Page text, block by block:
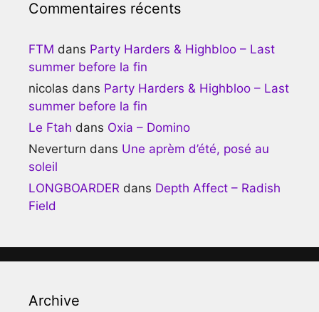
Commentaires récents
FTM dans Party Harders & Highbloo – Last
summer before la fin
nicolas dans Party Harders & Highbloo – Last
summer before la fin
Le Ftah dans Oxia – Domino
Neverturn dans Une aprèm d’été, posé au
soleil
LONGBOARDER dans Depth Affect – Radish
Field
Archive